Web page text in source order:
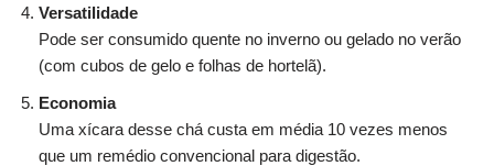
Versatilidade
Pode ser consumido quente no inverno ou gelado no verão
(com cubos de gelo e folhas de hortelã).
Economia
Uma xícara desse chá custa em média 10 vezes menos
que um remédio convencional para digestão.